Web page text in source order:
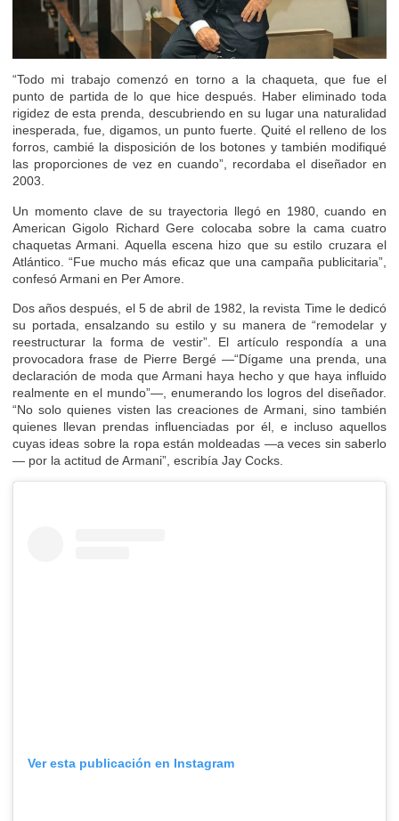
“Todo mi trabajo comenzó en torno a la chaqueta, que fue el
punto de partida de lo que hice después. Haber eliminado toda
rigidez de esta prenda, descubriendo en su lugar una naturalidad
inesperada, fue, digamos, un punto fuerte. Quité el relleno de los
forros, cambié la disposición de los botones y también modifiqué
las proporciones de vez en cuando”, recordaba el diseñador en
2003.
Un momento clave de su trayectoria llegó en 1980, cuando en
American Gigolo Richard Gere colocaba sobre la cama cuatro
chaquetas Armani. Aquella escena hizo que su estilo cruzara el
Atlántico. “Fue mucho más eficaz que una campaña publicitaria”,
confesó Armani en Per Amore.
Dos años después, el 5 de abril de 1982, la revista Time le dedicó
su portada, ensalzando su estilo y su manera de “remodelar y
reestructurar la forma de vestir”. El artículo respondía a una
provocadora frase de Pierre Bergé —“Dígame una prenda, una
declaración de moda que Armani haya hecho y que haya influido
realmente en el mundo”—, enumerando los logros del diseñador.
“No solo quienes visten las creaciones de Armani, sino también
quienes llevan prendas influenciadas por él, e incluso aquellos
cuyas ideas sobre la ropa están moldeadas —a veces sin saberlo
— por la actitud de Armani”, escribía Jay Cocks.
Ver esta publicación en Instagram